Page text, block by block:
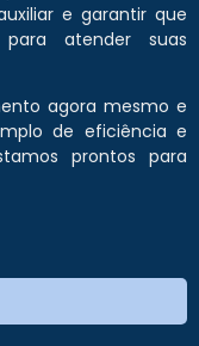
e garantir que
atender suas
agora mesmo e
de eficiência e
prontos para